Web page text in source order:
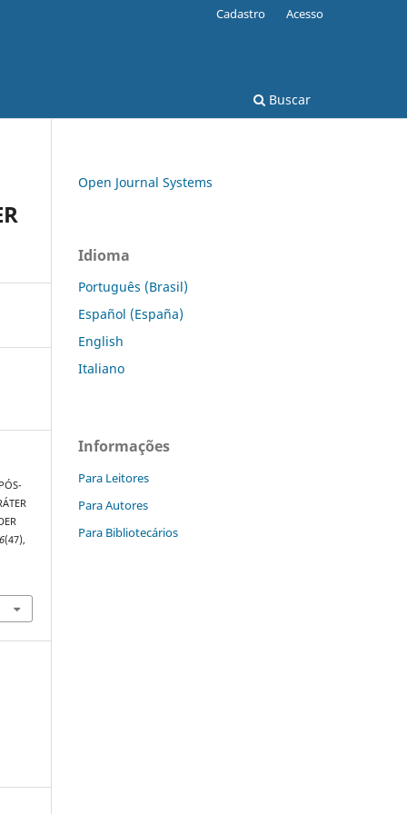
Buscar
Cadastro Acesso
(47),
Open Journal Systems
Idioma
Português (Brasil)
Español (España)
English
Italiano
Informações
Para Leitores
Para Autores
Para Bibliotecários